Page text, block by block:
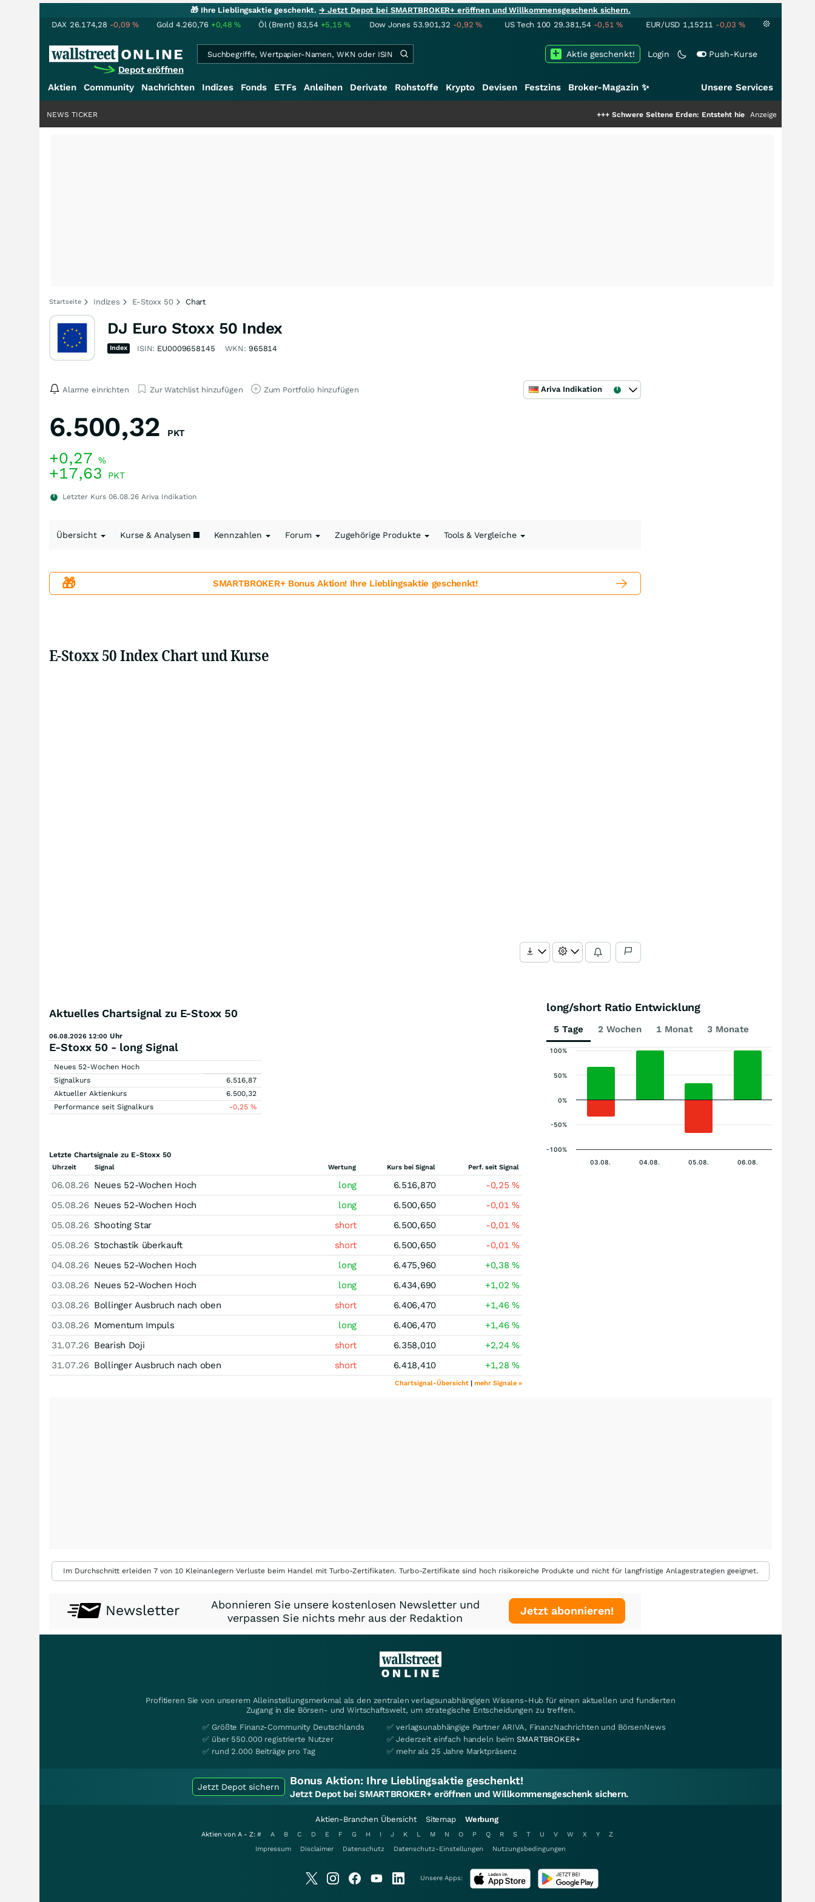
🎁 Ihre Lieblingsaktie geschenkt.→ Jetzt Depot bei SMARTBROKER+ eröffnen und Willkommensgeschenk sichern.
DAX 26.174,28 -0,09% Gold 4.260,76 +0,48% Öl (Brent) 83,54 +5,15% Dow Jones 53.901,32 -0,92% US Tech 100 29.381,54 -0,51% EUR/USD 1,15211 -0,03 %
Depot eröffnen
Login Push-Kurse
Aktie geschenkt!
Aktien Community Nachrichten Indizes Fonds ETFs Anleihen Derivate Rohstoffe Krypto Devisen Festzins Broker-Magazin ✨ Unsere Services
Schwere Seltene Erden: Entsteht hier die nächsteAnzeige
NEWS TICKER
Startseite Indizes E-Stoxx 50 Chart
DJ Euro Stoxx 50 Index
Index ISIN: EU0009658145 WKN: 965814
Alarme einrichten Zur Watchlist hinzufügen Zum Portfolio hinzufügen Ariva Indikation
6.500,32 PKT
+0,27 %
+17,63 PKT
Letzter Kurs 06.08.26 Ariva Indikation
Übersicht Kurse & Analysen Kennzahlen Forum Zugehörige Produkte Tools & Vergleiche
🎁 SMARTBROKER+ Bonus Aktion! Ihre Lieblingsaktie geschenkt!
E-Stoxx 50 Index Chart und Kurse
Aktuelles Chartsignal zu E-Stoxx 50
06.08.2026 12:00 Uhr
E-Stoxx 50 - long Signal
Neues 52-Wochen Hoch
Signalkurs
6.516,87
Aktueller Aktienkurs
6.500,32
Performance seit Signalkurs
-0,25 %
Letzte Chartsignale zu E-Stoxx 50
Uhrzeit Signal Wertung Kurs bei Signal Perf. seit Signal
06.08.26 Neues 52-Wochen Hoch long 6.516,870 -0,25%
05.08.26 Neues 52-Wochen Hoch long 6.500,650 -0,01%
05.08.26 Shooting Star short 6.500,650 -0,01%
05.08.26 Stochastik überkauft short 6.500,650 -0,01%
04.08.26 Neues 52-Wochen Hoch long 6.475,960 +0,38%
03.08.26 Neues 52-Wochen Hoch long 6.434,690 +1,02%
03.08.26 Bollinger Ausbruch nach oben short 6.406,470 +1,46%
03.08.26 Momentum Impuls long 6.406,470 +1,46%
31.07.26 Bearish Doji short 6.358,010 +2,24%
31.07.26 Bollinger Ausbruch nach oben short 6.418,410 +1,28%
Chartsignal-Übersicht | mehr Signale »
long/short Ratio Entwicklung
5 Tage 2 Wochen 1 Monat 3 Monate
03.08. 04.08. 05.08. 06.08.
-100%
-50%
0%
50%
100%
Im Durchschnitt erleiden 7 von 10 Kleinanlegern Verluste beim Handel mit Turbo-Zertifikaten. Turbo-Zertifikate sind hoch risikoreiche Produkte und nicht für langfristige Anlagestrategien geeignet.
Newsletter
Abonnieren Sie unsere kostenlosen Newsletter und
verpassen Sie nichts mehr aus der Redaktion
Jetzt abonnieren!
Profitieren Sie von unserem Alleinstellungsmerkmal als den zentralen verlagsunabhängigen Wissens-Hub für einen aktuellen und fundierten
Zugang in die Börsen- und Wirtschaftswelt, um strategische Entscheidungen zu treffen.
✅ Größte Finanz-Community Deutschlands
✅ über 550.000 registrierte Nutzer
✅ rund 2.000 Beiträge pro Tag
✅ verlagsunabhängige Partner ARIVA, FinanzNachrichten und BörsenNews
✅ Jederzeit einfach handeln beimSMARTBROKER+
✅ mehr als 25 Jahre Marktpräsenz
Jetzt Depot sichern Bonus Aktion: Ihre Lieblingsaktie geschenkt!
Jetzt Depot bei SMARTBROKER+ eröffnen und Willkommensgeschenk sichern.
Aktien-Branchen Übersicht Sitemap Werbung
Aktien von A - Z: # A B C D E F G H I J K L M N O P Q R S T U V W X Y
Z
Impressum
Disclaimer Datenschutz Datenschutz-Einstellungen Nutzungsbedingungen
Unsere Apps: